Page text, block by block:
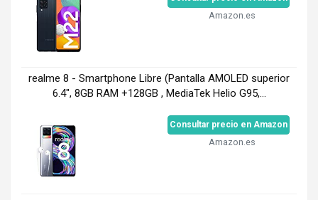
Amazon.es
realme 8 - Smartphone Libre (Pantalla AMOLED superior
6.4", 8GB RAM +128GB , MediaTek Helio G95,...
Consultar precio en Amazon
Amazon.es